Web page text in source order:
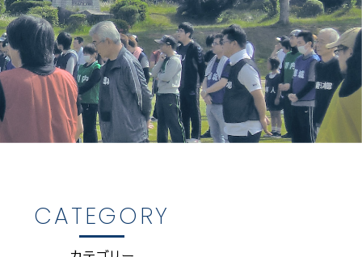
CATEGORY